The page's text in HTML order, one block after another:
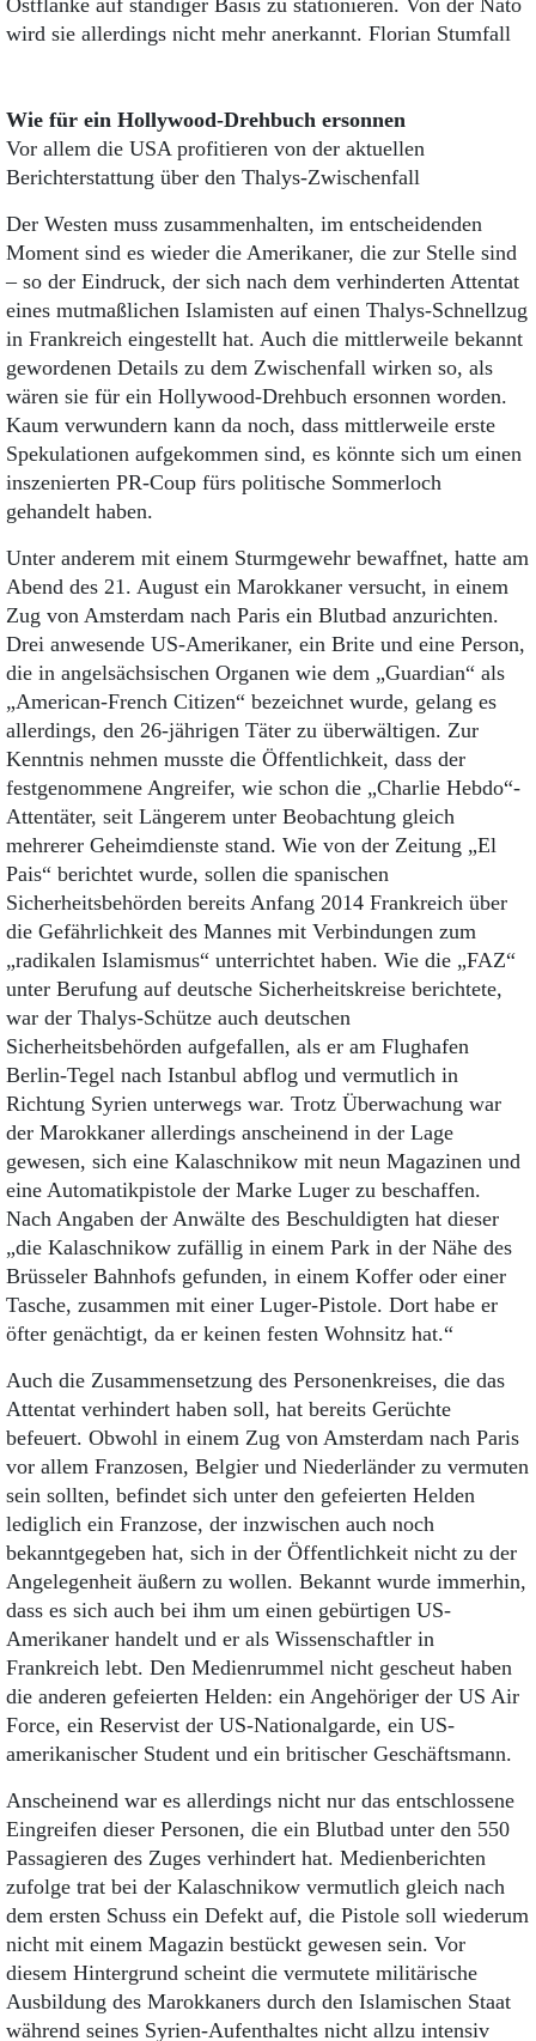
Ostflanke auf ständiger Basis zu stationieren. Von der Nato
wird sie allerdings nicht mehr anerkannt. Florian Stumfall
Wie für ein Hollywood-Drehbuch ersonnen
Vor allem die USA profitieren von der aktuellen
Berichterstattung über den Thalys-Zwischenfall
Der Westen muss zusammenhalten, im entscheidenden
Moment sind es wieder die Amerikaner, die zur Stelle sind
– so der Eindruck, der sich nach dem verhinderten Attentat
eines mutmaßlichen Islamisten auf einen Thalys-Schnellzug
in Frankreich eingestellt hat. Auch die mittlerweile bekannt
gewordenen Details zu dem Zwischenfall wirken so, als
wären sie für ein Hollywood-Drehbuch ersonnen worden.
Kaum verwundern kann da noch, dass mittlerweile erste
Spekulationen aufgekommen sind, es könnte sich um einen
inszenierten PR-Coup fürs politische Sommerloch
gehandelt haben.
Unter anderem mit einem Sturmgewehr bewaffnet, hatte am
Abend des 21. August ein Marokkaner versucht, in einem
Zug von Amsterdam nach Paris ein Blutbad anzurichten.
Drei anwesende US-Amerikaner, ein Brite und eine Person,
die in angelsächsischen Organen wie dem „Guardian“ als
„American-French Citizen“ bezeichnet wurde, gelang es
allerdings, den 26-jährigen Täter zu überwältigen. Zur
Kenntnis nehmen musste die Öffentlichkeit, dass der
festgenommene Angreifer, wie schon die „Charlie Hebdo“-
Attentäter, seit Längerem unter Beobachtung gleich
mehrerer Geheimdienste stand. Wie von der Zeitung „El
Pais“ berichtet wurde, sollen die spanischen
Sicherheitsbehörden bereits Anfang 2014 Frankreich über
die Gefährlichkeit des Mannes mit Verbindungen zum
„radikalen Islamismus“ unterrichtet haben. Wie die „FAZ“
unter Berufung auf deutsche Sicherheitskreise berichtete,
war der Thalys-Schütze auch deutschen
Sicherheitsbehörden aufgefallen, als er am Flughafen
Berlin-Tegel nach Istanbul abflog und vermutlich in
Richtung Syrien unterwegs war. Trotz Überwachung war
der Marokkaner allerdings anscheinend in der Lage
gewesen, sich eine Kalaschnikow mit neun Magazinen und
eine Automatikpistole der Marke Luger zu beschaffen.
Nach Angaben der Anwälte des Beschuldigten hat dieser
„die Kalaschnikow zufällig in einem Park in der Nähe des
Brüsseler Bahnhofs gefunden, in einem Koffer oder einer
Tasche, zusammen mit einer Luger-Pistole. Dort habe er
öfter genächtigt, da er keinen festen Wohnsitz hat.“
Auch die Zusammensetzung des Personenkreises, die das
Attentat verhindert haben soll, hat bereits Gerüchte
befeuert. Obwohl in einem Zug von Amsterdam nach Paris
vor allem Franzosen, Belgier und Niederländer zu vermuten
sein sollten, befindet sich unter den gefeierten Helden
lediglich ein Franzose, der inzwischen auch noch
bekanntgegeben hat, sich in der Öffentlichkeit nicht zu der
Angelegenheit äußern zu wollen. Bekannt wurde immerhin,
dass es sich auch bei ihm um einen gebürtigen US-
Amerikaner handelt und er als Wissenschaftler in
Frankreich lebt. Den Medienrummel nicht gescheut haben
die anderen gefeierten Helden: ein Angehöriger der US Air
Force, ein Reservist der US-Nationalgarde, ein US-
amerikanischer Student und ein britischer Geschäftsmann.
Anscheinend war es allerdings nicht nur das entschlossene
Eingreifen dieser Personen, die ein Blutbad unter den 550
Passagieren des Zuges verhindert hat. Medienberichten
zufolge trat bei der Kalaschnikow vermutlich gleich nach
dem ersten Schuss ein Defekt auf, die Pistole soll wiederum
nicht mit einem Magazin bestückt gewesen sein. Vor
diesem Hintergrund scheint die vermutete militärische
Ausbildung des Marokkaners durch den Islamischen Staat
während seines Syrien-Aufenthaltes nicht allzu intensiv